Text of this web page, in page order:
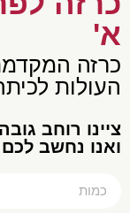
המקדמת
לכיתה
רוחב גובה
נחשב לכם